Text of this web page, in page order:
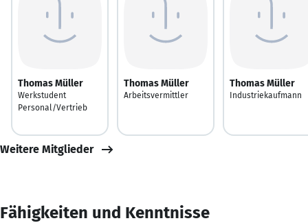
Thomas Müller
Werkstudent
Personal/Vertrieb
Thomas Müller
Arbeitsvermittler
Thomas Müller
Industriekaufmann
Weitere Mitglieder
Fähigkeiten und Kenntnisse